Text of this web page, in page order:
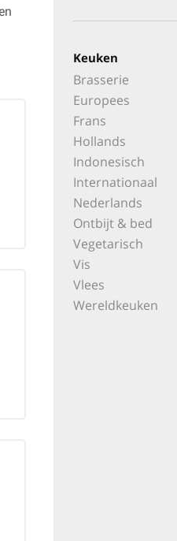
Keuken
Brasserie
Europees
Frans
Hollands
Indonesisch
Internationaal
Nederlands
Ontbijt & bed
Vegetarisch
Vis
Vlees
Wereldkeuken